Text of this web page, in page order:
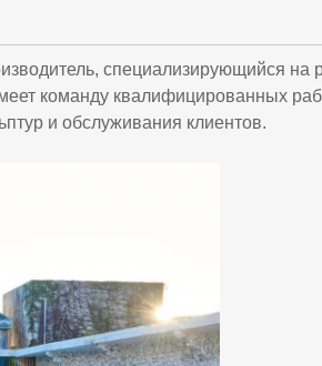
специализирующийся на
команду квалифицированных
и обслуживания клиентов.